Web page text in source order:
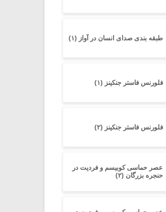
طبقه بندی صدای انسان در آواز (۱)
فلورنس فاستر جنکینز (۱)
فلورنس فاستر جنکینز (۲)
عصر حماسی کوبیسم و فردیت در
حنجره بزرگان (۲)